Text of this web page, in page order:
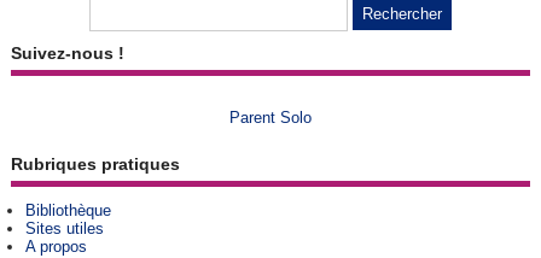
Suivez-nous !
Parent Solo
Rubriques pratiques
Bibliothèque
Sites utiles
A propos